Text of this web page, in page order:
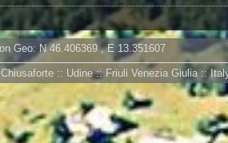
Geo: N46.406369, E 13.351607
:: Udine :: Friuli Venezia Giulia ::